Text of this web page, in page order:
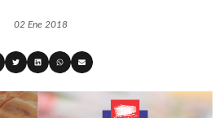
02 Ene 2018